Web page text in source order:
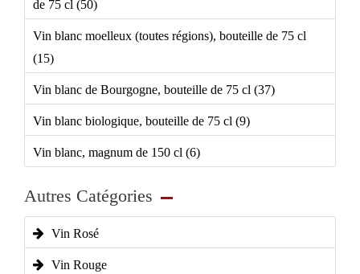
de 75 cl (50)
Vin blanc moelleux (toutes régions), bouteille de 75 cl
(15)
Vin blanc de Bourgogne, bouteille de 75 cl (37)
Vin blanc biologique, bouteille de 75 cl (9)
Vin blanc, magnum de 150 cl (6)
Autres Catégories
Vin Rosé
Vin Rouge